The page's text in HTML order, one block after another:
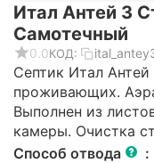
Итал Антей 3
Самотечный
0.0КОД:
Септик Итал Антей
проживающих.
Выполнен из
камеры. Очистка
Способ отвода
: